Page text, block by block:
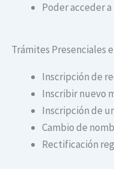
Poder acceder
Trámites Presenciales
Inscripción de
Inscribir nuevo
Inscripción de
Cambio de
Rectificación